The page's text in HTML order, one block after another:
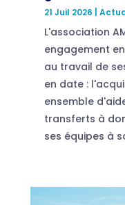
21 Juil 2026
L'association
engagement
au travail de
en date :
ensemble
transferts à
ses équipes à